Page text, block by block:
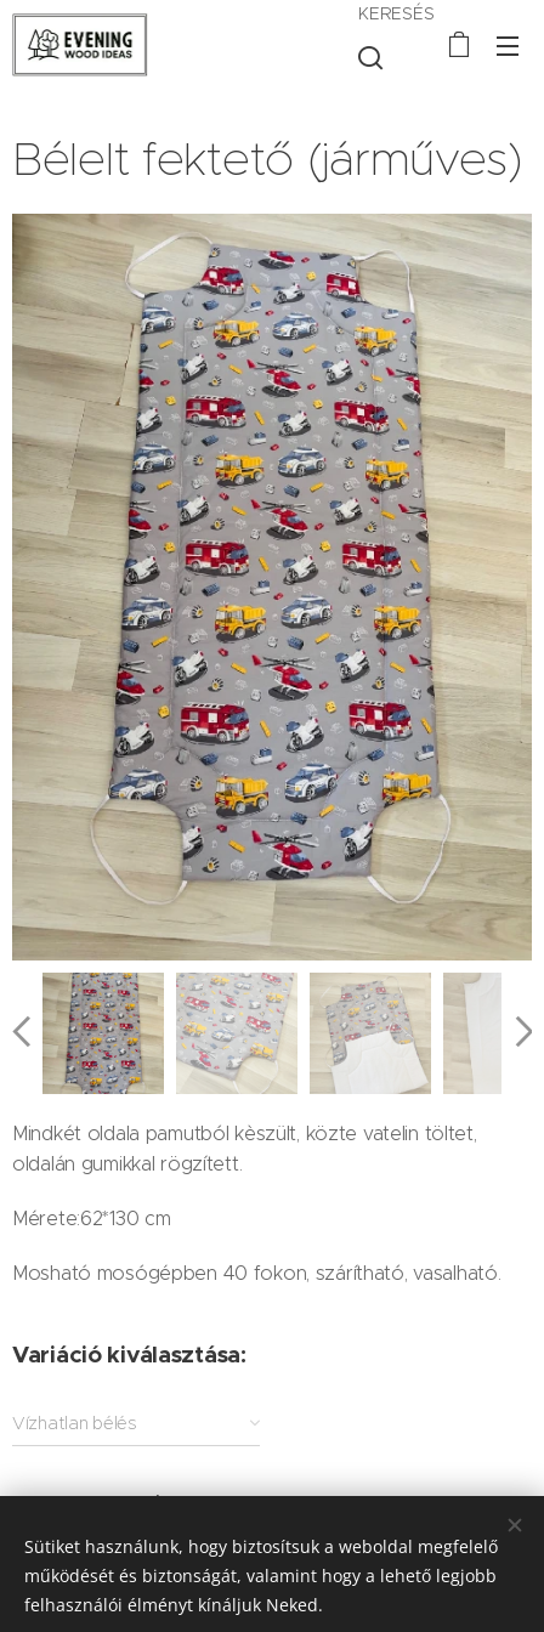
KERESÉS
Bélelt fektető (járműves)
Mindkét oldala pamutból kèszült, közte vatelin töltet,
oldalán gumikkal rögzített.
Mérete:62*130 cm
Mosható mosógépben 40 fokon, szárítható, vasalható.
Variáció kiválasztása:
Vízhatlan bélés
5 000Ft-tól
© 2025 Minden jog fenntartva
Sütiket használunk, hogy biztosítsuk a weboldal megfelelő
működését és biztonságát, valamint hogy a lehető legjobb
felhasználói élményt kínáljuk Neked.